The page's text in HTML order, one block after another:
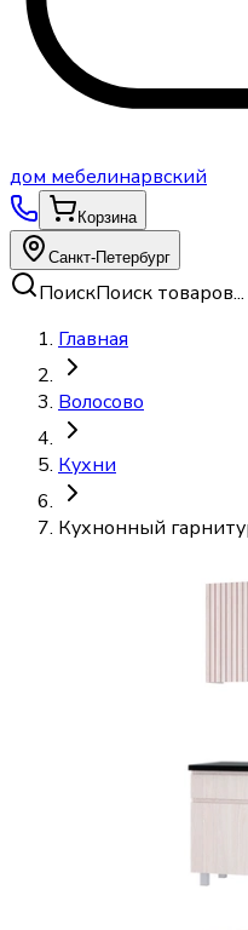
дом мебелинарвский
Корзина
Санкт-Петербург
ПоискПоиск товаров...
Главная
Волосово
Кухни
Кухнонный